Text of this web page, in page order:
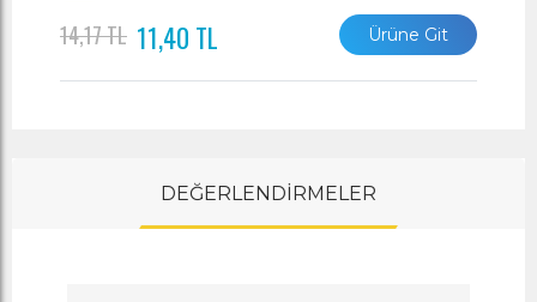
14,17 TL 11,40 TL Ürüne Git
DEĞERLENDİRMELER